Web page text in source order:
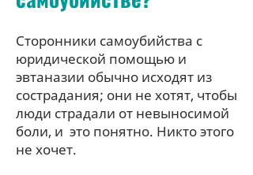
Сторонники самоубийства с
юридической помощью и
эвтаназии обычно исходят из
сострадания; они не хотят, чтобы
люди страдали от невыносимой
боли, и это понятно. Никто этого
не хочет.